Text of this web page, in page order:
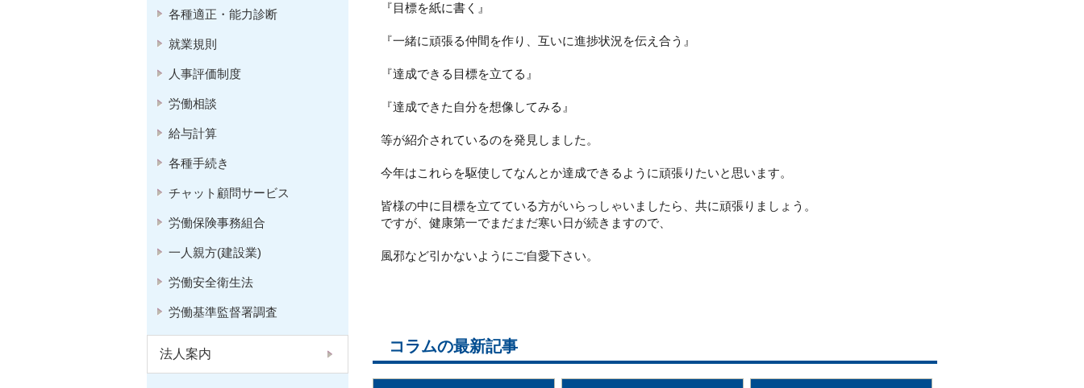
『目標を紙に書く』
『一緒に頑張る仲間を作り、互いに進捗状況を伝え合う』
『達成できる目標を立てる』
『達成できた自分を想像してみる』
等が紹介されているのを発見しました。
今年はこれらを駆使してなんとか達成できるように頑張りたいと思います。
皆様の中に目標を立てている方がいらっしゃいましたら、共に頑張りましょう。
ですが、健康第一でまだまだ寒い日が続きますので、
風邪など引かないようにご自愛下さい。
コラムの最新記事
各種適正・能力診断
就業規則
人事評価制度
労働相談
給与計算
各種手続き
チャット顧問サービス
労働保険事務組合
一人親方(建設業)
労働安全衛生法
労働基準監督署調査
法人案内